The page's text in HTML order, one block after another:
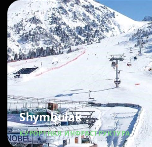
Shymbulak
КУРОРТНАЯ ИНФРАСТРУКТУРА